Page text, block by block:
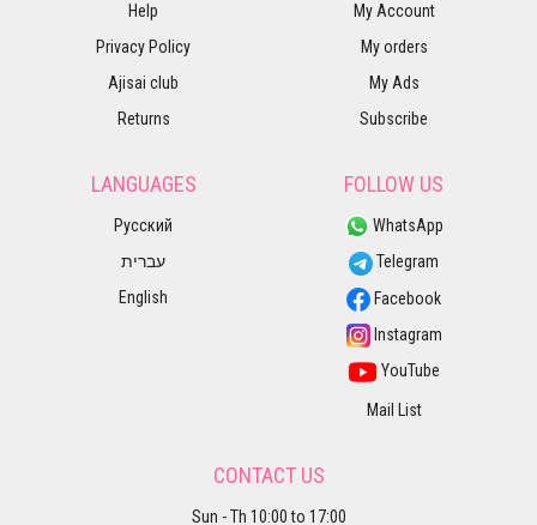
Help
Privacy Policy
Ajisai club
Returns
My Account
My orders
My Ads
Subscribe
LANGUAGES
Русский
עברית
English
FOLLOW US
WhatsApp
Telegram
Facebook
Instagram
YouTube
Mail List
CONTACT US
Sun - Th 10:00 to 17:00